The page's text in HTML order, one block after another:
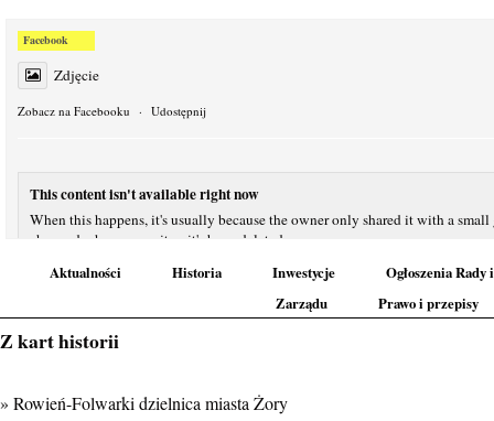
Facebook
Zdjęcie
Zobacz na Facebooku · Udostępnij
This content isn't available right now
When this happens, it's usually because the owner only shared it with a
changed who can see it or it's been deleted.
Zobacz na Facebooku Udostępnij
Ważna informacja dla mieszkańców dzielnicy Rowień-Folwarki!
zagospodarowania przestrzennego dla kilku obszarów miasta
Aktualności Historia Inwestycje
Ogłoszenia Rady i
Zarządu
Prawo i przepisy
Z kart historii
» Rowień-Folwarki dzielnica miasta Żory